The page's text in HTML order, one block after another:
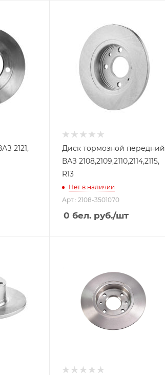
2121,
Диск тормозной передний
ВАЗ 2108,2109,2110,2114,2115,
R13
Нет в наличии
Арт.: 2108-3501070
0 бел. руб./шт